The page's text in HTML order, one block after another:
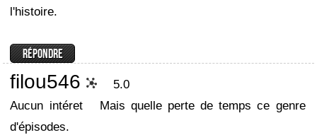
l'histoire.
filou546
5.0
Aucun intéret
Mais quelle perte de temps ce genre
d'épisodes.